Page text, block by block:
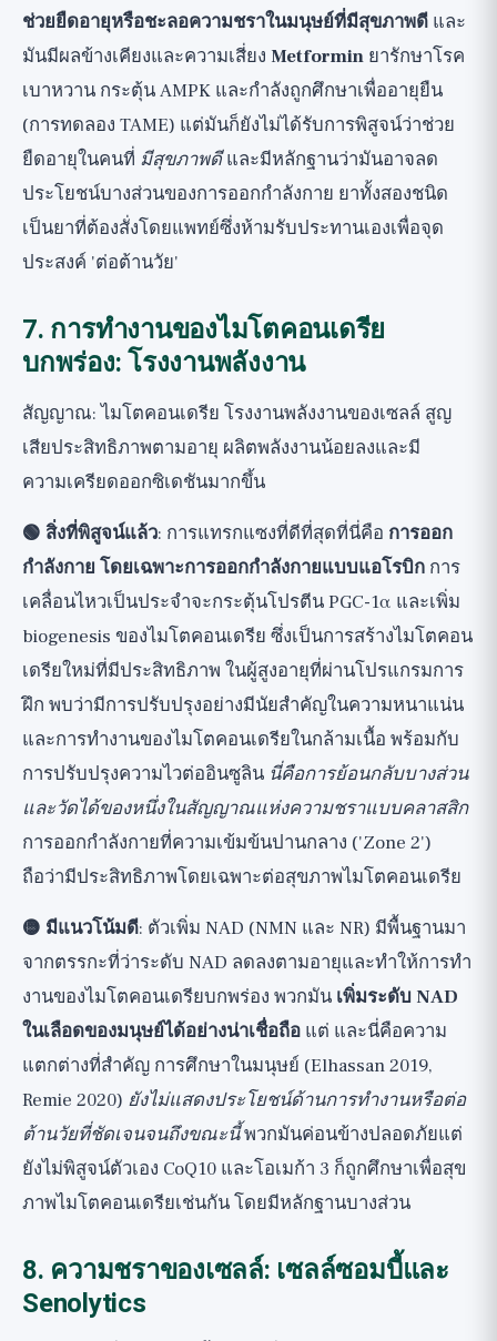
ช่วยยืดอายุหรือชะลอความชราในมนุษย์ที่มีสุขภาพดี และ
มันมีผลข้างเคียงและความเสี่ยง Metformin ยารักษาโรค
เบาหวาน กระตุ้น AMPK และกำลังถูกศึกษาเพื่ออายุยืน
(การทดลอง TAME) แต่มันก็ยังไม่ได้รับการพิสูจน์ว่าช่วย
ยืดอายุในคนที่ มีสุขภาพดีและมีหลักฐานว่ามันอาจลด
ประโยชน์บางส่วนของการออกกำลังกาย ยาทั้งสองชนิด
เป็นยาที่ต้องสั่งโดยแพทย์ซึ่งห้ามรับประทานเองเพื่อจุด
ประสงค์ 'ต่อต้านวัย'
7. การทำงานของไมโตคอนเดรีย
บกพร่อง: โรงงานพลังงาน
สัญญาณ: ไมโตคอนเดรีย โรงงานพลังงานของเซลล์ สูญ
เสียประสิทธิภาพตามอายุ ผลิตพลังงานน้อยลงและมี
ความเครียดออกซิเดชันมากขึ้น
🟢 สิ่งที่พิสูจน์แล้ว: การแทรกแซงที่ดีที่สุดที่นี่คือ การออก
กำลังกาย โดยเฉพาะการออกกำลังกายแบบแอโรบิก การ
เคลื่อนไหวเป็นประจำจะกระตุ้นโปรตีน PGC-1α และเพิ่ม
biogenesis ของไมโตคอนเดรีย ซึ่งเป็นการสร้างไมโตคอน
เดรียใหม่ที่มีประสิทธิภาพ ในผู้สูงอายุที่ผ่านโปรแกรมการ
ฝึก พบว่ามีการปรับปรุงอย่างมีนัยสำคัญในความหนาแน่น
และการทำงานของไมโตคอนเดรียในกล้ามเนื้อ พร้อมกับ
การปรับปรุงความไวต่ออินซูลิน นี่คือการย้อนกลับบางส่วน
และวัดได้ของหนึ่งในสัญญาณแห่งความชราแบบคลาสสิก
การออกกำลังกายที่ความเข้มข้นปานกลาง ('Zone 2')
ถือว่ามีประสิทธิภาพโดยเฉพาะต่อสุขภาพไมโตคอนเดรีย
🟡 มีแนวโน้มดี: ตัวเพิ่ม NAD (NMN และ NR) มีพื้นฐานมา
จากตรรกะที่ว่าระดับ NAD ลดลงตามอายุและทำให้การทำ
งานของไมโตคอนเดรียบกพร่อง พวกมัน เพิ่มระดับ NAD
ในเลือดของมนุษย์ได้อย่างน่าเชื่อถือ แต่ และนี่คือความ
แตกต่างที่สำคัญ การศึกษาในมนุษย์ (Elhassan 2019,
Remie 2020) ยังไม่แสดงประโยชน์ด้านการทำงานหรือต่อ
ต้านวัยที่ชัดเจนจนถึงขณะนี้พวกมันค่อนข้างปลอดภัยแต่
ยังไม่พิสูจน์ตัวเอง CoQ10 และโอเมก้า 3 ก็ถูกศึกษาเพื่อสุข
ภาพไมโตคอนเดรียเช่นกัน โดยมีหลักฐานบางส่วน
8. ความชราของเซลล์: เซลล์ซอมบี้และ
Senolytics